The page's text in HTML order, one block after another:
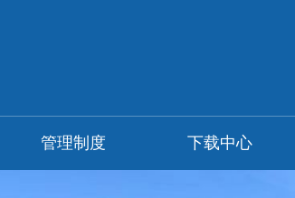
管理制度 下载中心